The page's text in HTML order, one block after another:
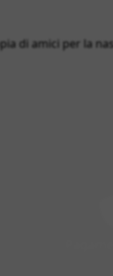
di amici per la